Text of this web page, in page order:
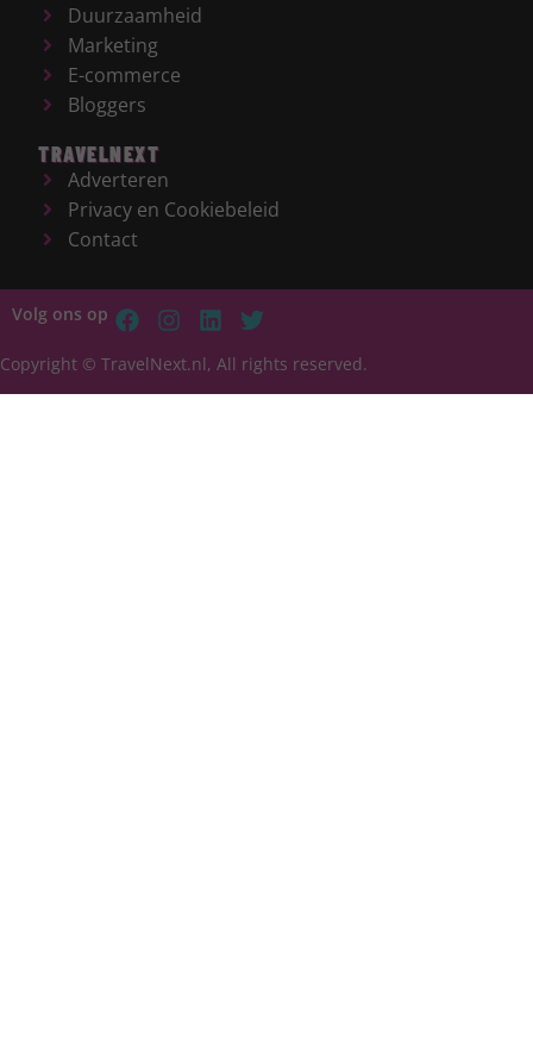
Duurzaamheid
Marketing
E-commerce
Bloggers
TRAVELNEXT
Adverteren
Privacy en Cookiebeleid
Contact
Volg ons op
Copyright © TravelNext.nl, All rights reserved.